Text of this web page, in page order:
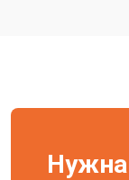
Нужна